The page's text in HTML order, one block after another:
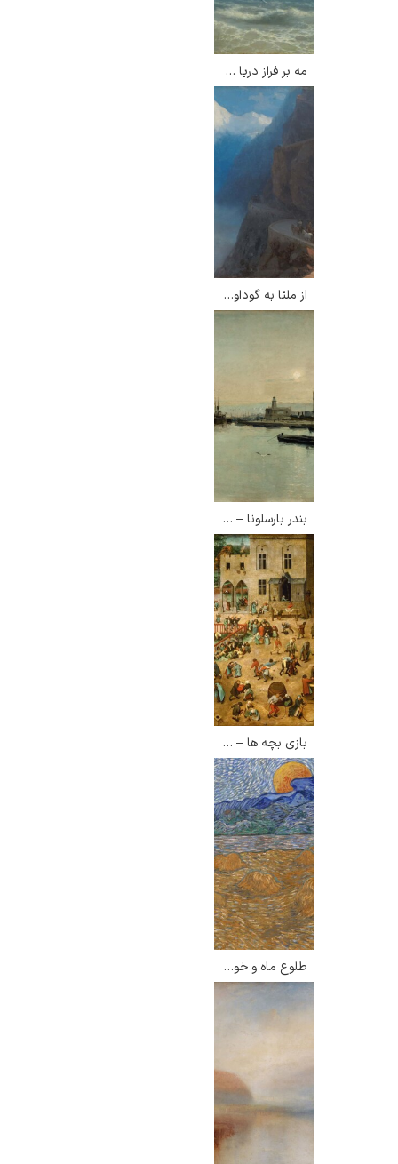
مه بر فراز دریا – ایوان آیوازوفسکی
از ملتا به گوداوری – ایوان آیوازوفسکی
بندر بارسلونا – الیزئو مایفرن
بازی بچه ها – پیتر بروگل
طلوع ماه و خوشه های گندم – ونسان ون گوگ